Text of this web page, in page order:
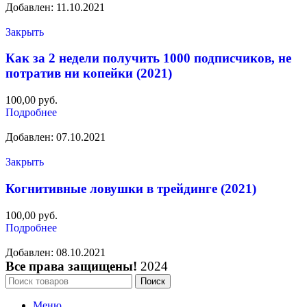
Добавлен: 11.10.2021
Закрыть
Как за 2 недели получить 1000 подписчиков, не
потратив ни копейки (2021)
100,00 руб.
Подробнее
Добавлен: 07.10.2021
Закрыть
Когнитивные ловушки в трейдинге (2021)
100,00 руб.
Подробнее
Добавлен: 08.10.2021
Все права защищены! 2024
Поиск